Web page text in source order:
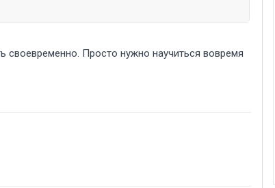
Просто нужно научиться вовремя